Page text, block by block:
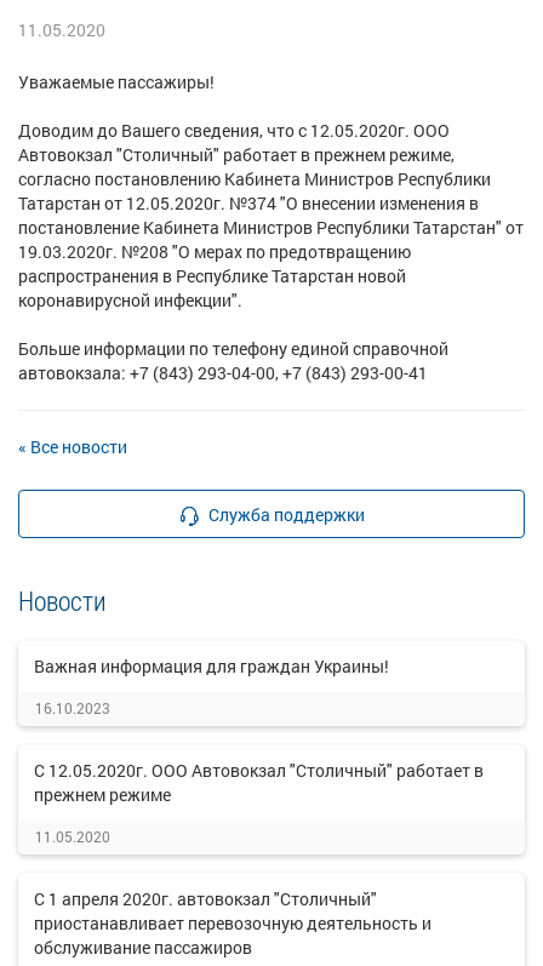
11.05.2020
Уважаемые пассажиры!
Доводим до Вашего сведения, что с 12.05.2020г. ООО
Автовокзал "Столичный" работает в прежнем режиме,
согласно постановлению Кабинета Министров Республики
Татарстан от 12.05.2020г. №374 "О внесении изменения в
постановление Кабинета Министров Республики Татарстан" от
19.03.2020г. №208 "О мерах по предотвращению
распространения в Республике Татарстан новой
коронавирусной инфекции".
Больше информации по телефону единой справочной
автовокзала: +7 (843) 293-04-00, +7 (843) 293-00-41
« Все новости
Служба поддержки
Новости
Важная информация для граждан Украины!
16.10.2023
С 12.05.2020г. ООО Автовокзал "Столичный" работает в
прежнем режиме
11.05.2020
С 1 апреля 2020г. автовокзал "Столичный"
приостанавливает перевозочную деятельность и
обслуживание пассажиров